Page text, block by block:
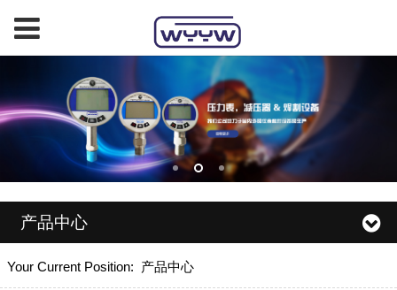
产品中心
Your Current Position: 产品中心